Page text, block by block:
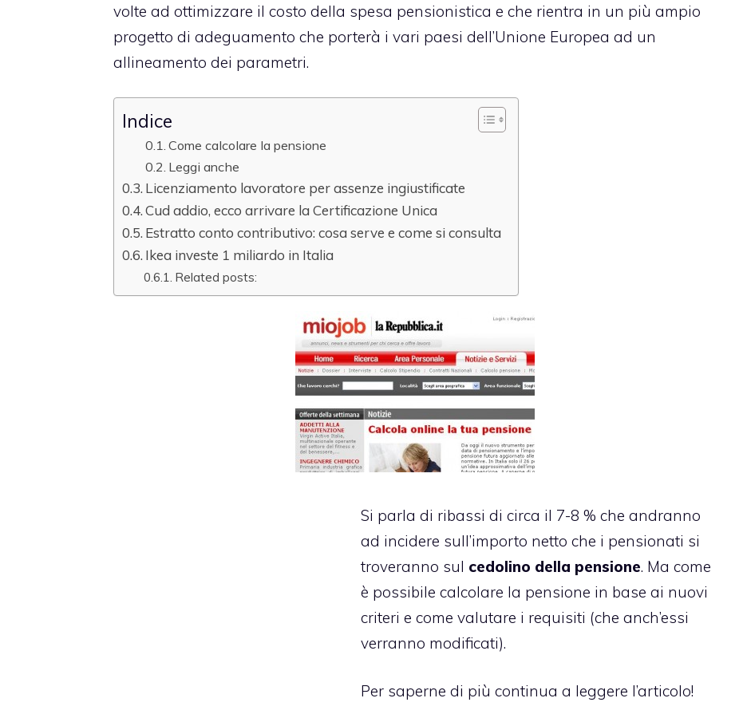
volte ad ottimizzare il costo della spesa pensionistica e che rientra in un più ampio
progetto di adeguamento che porterà i vari paesi dell’Unione Europea ad un
allineamento dei parametri.
Indice
Come calcolare la pensione
Leggi anche
Licenziamento lavoratore per assenze ingiustificate
Cud addio, ecco arrivare la Certificazione Unica
Estratto conto contributivo: cosa serve e come si consulta
Ikea investe 1 miliardo in Italia
Related posts:
Si parla di ribassi di circa il 7-8 % che andranno
ad incidere sull’importo netto che i pensionati si
troveranno sul cedolino della pensione. Ma come
è possibile calcolare la pensione in base ai nuovi
criteri e come valutare i requisiti (che anch’essi
verranno modificati).
Per saperne di più continua a leggere l’articolo!